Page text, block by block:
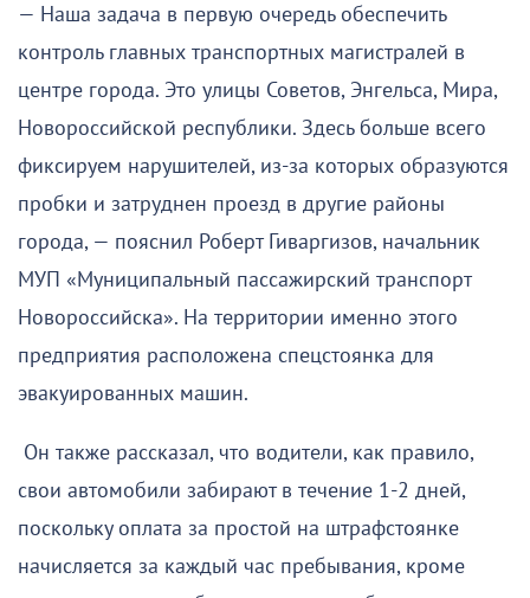
— Наша задача в первую очередь обеспечить
контроль главных транспортных магистралей в
центре города. Это улицы Советов, Энгельса, Мира,
Новороссийской республики. Здесь больше всего
фиксируем нарушителей, из-за которых образуются
пробки и затруднен проезд в другие районы
города, — пояснил Роберт Гиваргизов, начальник
МУП «Муниципальный пассажирский транспорт
Новороссийска». На территории именно этого
предприятия расположена спецстоянка для
эвакуированных машин.
Он также рассказал, что водители, как правило,
свои автомобили забирают в течение 1-2 дней,
поскольку оплата за простой на штрафстоянке
начисляется за каждый час пребывания, кроме